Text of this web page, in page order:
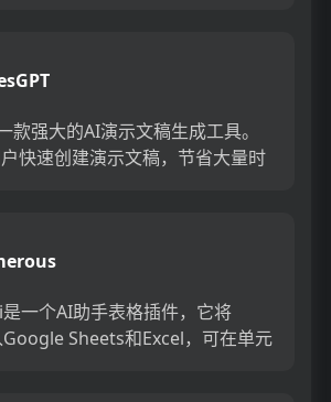
款强大的AI演示文稿生成工具。
快速创建演示文稿，节省大量时
一个AI助手表格插件，它将
Sheets和Excel，可在单元